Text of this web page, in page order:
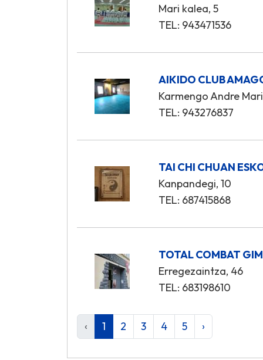
Mari kalea, 5
TEL: 943471536
AIKIDO CLUB
Karmengo Andre
TEL: 943276837
TAI CHI CHUAN
Kanpandegi, 10
TEL: 687415868
TOTAL COMBAT
Erregezaintza, 46
TEL: 683198610
‹ 1 2 3 4 5 ›